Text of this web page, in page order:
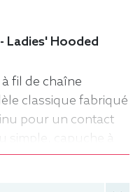
Ladies' Hooded
fil de chaîne
classique fabriqué
pour un contact
simple, capuche à
adultes.